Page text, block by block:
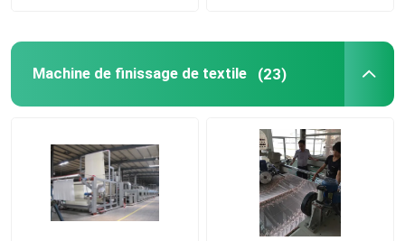
Machine de finissage de textile (23)